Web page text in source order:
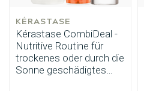
Umformung
KÉRASTASE
Kérastase CombiDeal -
Nutritive Routine für
trockenes oder durch die
Sonne geschädigtes